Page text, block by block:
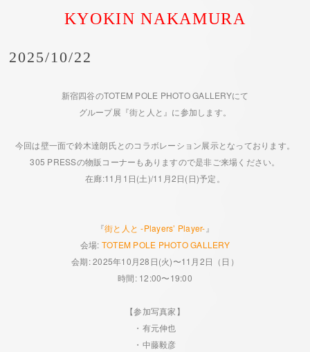
KYOKIN NAKAMURA
2025/10/22
新宿四谷のTOTEM POLE PHOTO GALLERYにて
グループ展『街と人と』に参加します。
今回は壁一面で鈴木達朗氏とのコラボレーション展示となっております。
305 PRESSの物販コーナーもありますので是非ご来場ください。
在廊:11月1日(土)/11月2日(日)予定。
『街と人と -Players’ Player- 』
会場: TOTEM POLE PHOTO GALLERY
会期: 2025年10月28日(火)〜11月2日（日）
時間: 12:00〜19:00
【参加写真家】
・有元伸也
・中藤毅彦